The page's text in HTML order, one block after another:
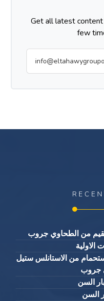
Get all latest
few
من الطحاوي جروب
الاولية
من الاستانلس ستيل
جروب
السن
السن